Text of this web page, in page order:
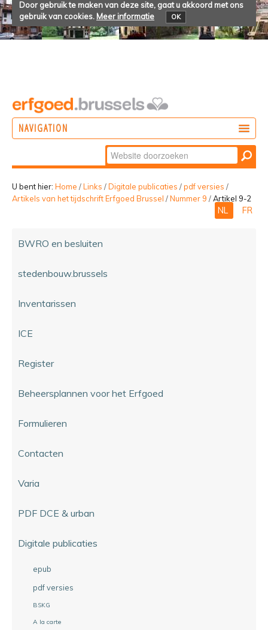
Door gebruik te maken van deze site, gaat u akkoord met ons
gebruik van cookies. Meer informatie OK
NAVIGATION
BELEVEN
Zoek
Geavanceerd
zoeken...
U bent hier: Home /Links /Digitale publicaties /pdf versies /
Artikels van het tijdschrift Erfgoed Brussel /Nummer 9 /Artikel 9-2
NL FR
BWRO en besluiten
stedenbouw.brussels
Inventarissen
ICE
Register
Beheersplannen voor het Erfgoed
Formulieren
Contacten
Varia
PDF DCE & urban
Digitale publicaties
epub
pdf versies
BSKG
A la carte